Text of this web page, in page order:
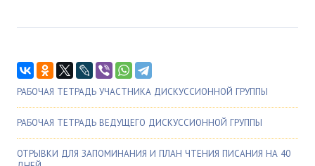
РАБОЧАЯ ТЕТРАДЬ УЧАСТНИКА ДИСКУССИОННОЙ ГРУППЫ
РАБОЧАЯ ТЕТРАДЬ ВЕДУЩЕГО ДИСКУССИОННОЙ ГРУППЫ
ОТРЫВКИ ДЛЯ ЗАПОМИНАНИЯ И ПЛАН ЧТЕНИЯ ПИСАНИЯ НА 40